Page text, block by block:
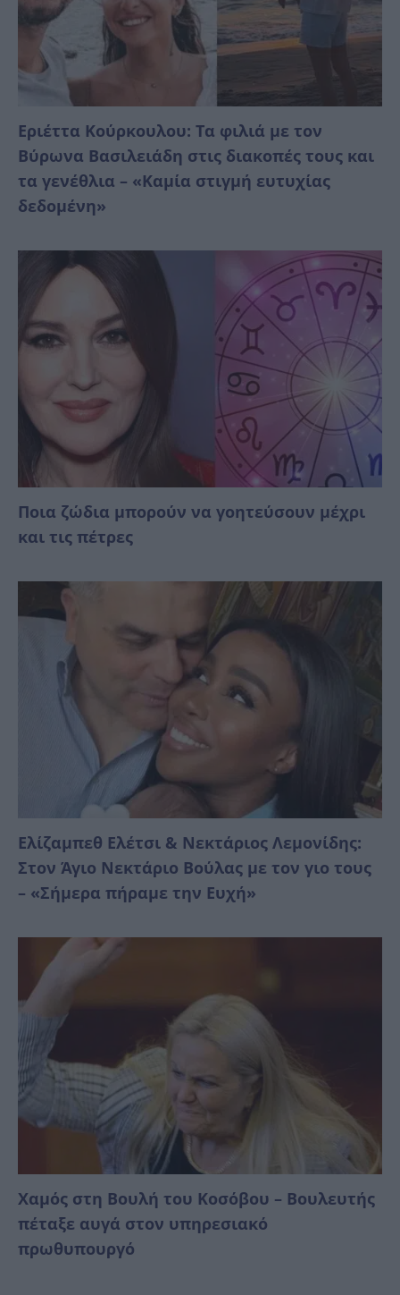
Εριέττα Κούρκουλου: Τα φιλιά με τον
Βύρωνα Βασιλειάδη στις διακοπές τους και
τα γενέθλια – «Καμία στιγμή ευτυχίας
δεδομένη»
Ποια ζώδια μπορούν να γοητεύσουν μέχρι
και τις πέτρες
Ελίζαμπεθ Ελέτσι & Νεκτάριος Λεμονίδης:
Στον Άγιο Νεκτάριο Βούλας με τον γιο τους
– «Σήμερα πήραμε την Ευχή»
Χαμός στη Βουλή του Κοσόβου – Βουλευτής
πέταξε αυγά στον υπηρεσιακό
πρωθυπουργό